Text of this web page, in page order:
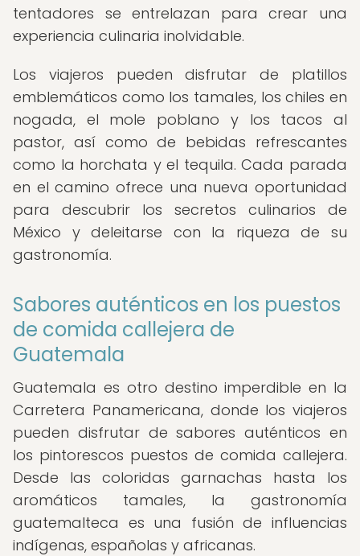
tentadores se entrelazan para crear una
experiencia culinaria inolvidable.
Los viajeros pueden disfrutar de platillos
emblemáticos como los tamales, los chiles en
nogada, el mole poblano y los tacos al
pastor, así como de bebidas refrescantes
como la horchata y el tequila. Cada parada
en el camino ofrece una nueva oportunidad
para descubrir los secretos culinarios de
México y deleitarse con la riqueza de su
gastronomía.
Sabores auténticos en los puestos
de comida callejera de
Guatemala
Guatemala es otro destino imperdible en la
Carretera Panamericana, donde los viajeros
pueden disfrutar de sabores auténticos en
los pintorescos puestos de comida callejera.
Desde las coloridas garnachas hasta los
aromáticos tamales, la gastronomía
guatemalteca es una fusión de influencias
indígenas, españolas y africanas.